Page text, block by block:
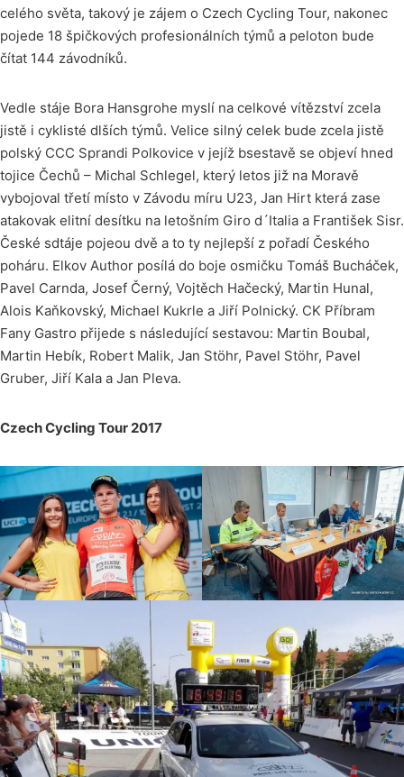
celého světa, takový je zájem o Czech Cycling Tour, nakonec
pojede 18 špičkových profesionálních týmů a peloton bude
čítat 144 závodníků.
Vedle stáje Bora Hansgrohe myslí na celkové vítězství zcela
jistě i cyklisté dlších týmů. Velice silný celek bude zcela jistě
polský CCC Sprandi Polkovice v jejíž bsestavě se objeví hned
tojice Čechů – Michal Schlegel, který letos již na Moravě
vybojoval třetí místo v Závodu míru U23, Jan Hirt která zase
atakovak elitní desítku na letošním Giro d´Italia a František Sisr.
České sdtáje pojeou dvě a to ty nejlepší z pořadí Českého
poháru. Elkov Author posílá do boje osmičku Tomáš Bucháček,
Pavel Carnda, Josef Černý, Vojtěch Hačecký, Martin Hunal,
Alois Kaňkovský, Michael Kukrle a Jiří Polnický. CK Příbram
Fany Gastro přijede s následující sestavou: Martin Boubal,
Martin Hebík, Robert Malik, Jan Stöhr, Pavel Stöhr, Pavel
Gruber, Jiří Kala a Jan Pleva.
Czech Cycling Tour 2017